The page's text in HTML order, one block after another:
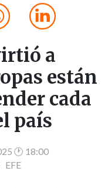
a
están
cada
país
🕐 18:00
EFE